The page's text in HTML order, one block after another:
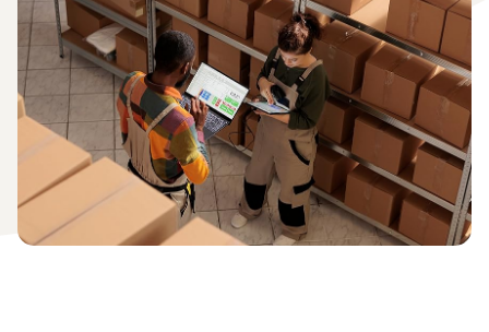
南
亚马逊卖家服务一览
介绍从亚马逊的特点到销售
的所有内容
新卖家指南
如何在第一年将销售额提高
估
算
不同配送方式的费用
比较
比较亚马逊物流和自行配送
亚马逊物流库存费用
估算
亚马逊物流库存管理
灵活运用工具以优化库存水
平
亚马逊全球物流
为您提供中日海运服务
促
具
亚马逊卖家应用程序
一款免费的亚马逊卖家应用
程序，可让您在智能手机上
销售和管理订单
品牌建设工具
帮助保护和建设您的品牌
帮助您开始销售
亚马逊卖家大学
一项可帮助您取得业务成功
的免费学习计划
销售案例
介绍亚马逊卖家的成功案例
商品注册手册